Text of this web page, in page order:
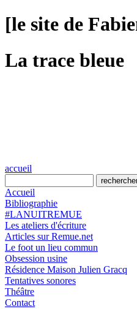
[le site de
La trace bleue
accueil
Accueil
Bibliographie
#LANUITREMUE
Les ateliers d'écriture
Articles sur Remue.net
Le foot un lieu commun
Obsession usine
Résidence Maison Julien Gracq
Tentatives sonores
Théâtre
Contact